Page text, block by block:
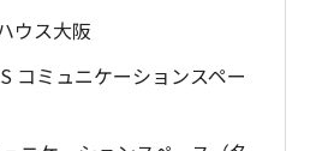
ウス大阪
コミュニケーションスペー